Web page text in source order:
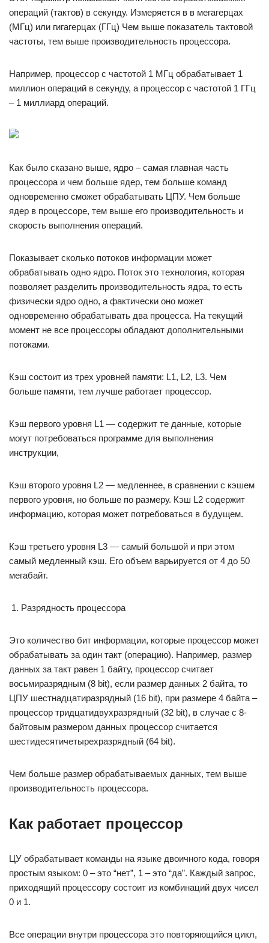
операций (тактов) в секунду. Измеряется в в мегагерцах
(МГц) или гигагерцах (ГГц) Чем выше показатель тактовой
частоты, тем выше производительность процессора.
Например, процессор с частотой 1 МГц обрабатывает 1
миллион операций в секунду, а процессор с частотой 1 ГГц
– 1 миллиард операций.
Как было сказано выше, ядро – самая главная часть
процессора и чем больше ядер, тем больше команд
одновременно сможет обрабатывать ЦПУ. Чем больше
ядер в процессоре, тем выше его производительность и
скорость выполнения операций.
Показывает сколько потоков информации может
обрабатывать одно ядро. Поток это технология, которая
позволяет разделить производительность ядра, то есть
физически ядро одно, а фактически оно может
одновременно обрабатывать два процесса. На текущий
момент не все процессоры обладают дополнительными
потоками.
Кэш состоит из трех уровней памяти: L1, L2, L3. Чем
больше памяти, тем лучше работает процессор.
Кэш первого уровня L1 — содержит те данные, которые
могут потребоваться программе для выполнения
инструкции,
Кэш второго уровня L2 — медленнее, в сравнении с кэшем
первого уровня, но больше по размеру. Кэш L2 содержит
информацию, которая может потребоваться в будущем.
Кэш третьего уровня L3 — самый большой и при этом
самый медленный кэш. Его объем варьируется от 4 до 50
мегабайт.
Разрядность процессора
Это количество бит информации, которые процессор может
обрабатывать за один такт (операцию). Например, размер
данных за такт равен 1 байту, процессор считает
восьмиразрядным (8 bit), если размер данных 2 байта, то
ЦПУ шестнадцатиразрядный (16 bit), при размере 4 байта –
процессор тридцатидвухразрядный (32 bit), в случае с 8-
байтовым размером данных процессор считается
шестидесятичетырехразрядный (64 bit).
Чем больше размер обрабатываемых данных, тем выше
производительность процессора.
Как работает процессор
ЦУ обрабатывает команды на языке двоичного кода, говоря
простым языком: 0 – это “нет”, 1 – это “да”. Каждый запрос,
приходящий процессору состоит из комбинаций двух чисел
0 и 1.
Все операции внутри процессора это повторяющийся цикл,